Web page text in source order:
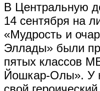
В Центральную
14 сентября на
«Мудрость и
Эллады» были
пятых классов
Йошкар-Олы». У